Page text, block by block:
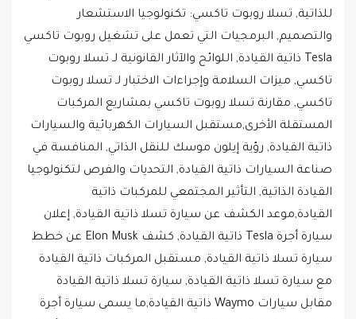
للذاتية, تسلا روبوت تاكسي: تكنولوجيا الاستشعار
والتصميم, البرمجيات التي تعمل على تشغيل روبوت تاكسي
Tesla ذاتية القيادة, اللوائح والآثار القانونية لـ تسلا روبوت
تاكسي, ميزات السلامة وإجراءات الاختبار لـ تسلا روبوت
تاكسي, مقارنة تسلا روبوت تاكسي بمشاريع المركبات
المستقلة الأخرى,مستقبل السيارات الكهربائية والسيارات
ذاتية القيادة, رؤية إيلون موسك للنقل الذاتي, المنافسة في
صناعة السيارات ذاتية القيادة, التحديات والفرص لتكنولوجيا
القيادة الذاتية, التأثير المجتمعي للمركبات ذاتية
القيادة,موعد الكشف عن سيارة تسلا ذاتية القيادة, إعلان
سيارة أجرة Tesla ذاتية القيادة, كشف Elon Musk عن خطط
سيارة تسلا ذاتية القيادة, مستقبل المركبات ذاتية القيادة
مع سيارة تسلا ذاتية القيادة, سيارة تسلا ذاتية القيادة
مقابل سيارات Waymo ذاتية القيادة,ما يسمى سيارة أجرة